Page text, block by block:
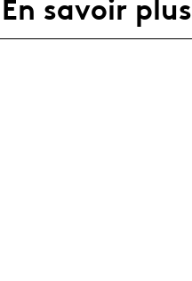
En savoir plus